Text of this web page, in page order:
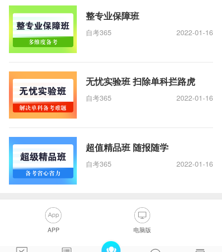
整专业保障班
自考365 2022-01-16
无忧实验班 扫除单科拦路虎
自考365 2022-01-16
超值精品班 随报随学
自考365 2022-01-16
APP 电脑版